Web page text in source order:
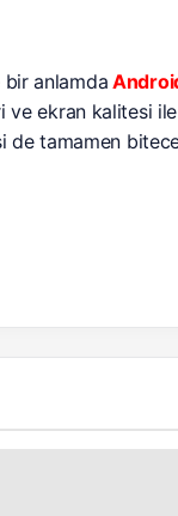
anlamda
ekran kalitesi
de tamamen